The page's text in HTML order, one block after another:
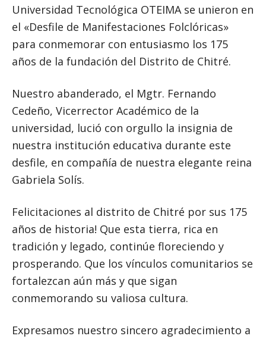
Universidad Tecnológica OTEIMA se unieron en
el «Desfile de Manifestaciones Folclóricas»
para conmemorar con entusiasmo los 175
años de la fundación del Distrito de Chitré.
Nuestro abanderado, el Mgtr. Fernando
Cedeño, Vicerrector Académico de la
universidad, lució con orgullo la insignia de
nuestra institución educativa durante este
desfile, en compañía de nuestra elegante reina
Gabriela Solís.
Felicitaciones al distrito de Chitré por sus 175
años de historia! Que esta tierra, rica en
tradición y legado, continúe floreciendo y
prosperando. Que los vínculos comunitarios se
fortalezcan aún más y que sigan
conmemorando su valiosa cultura.
Expresamos nuestro sincero agradecimiento a